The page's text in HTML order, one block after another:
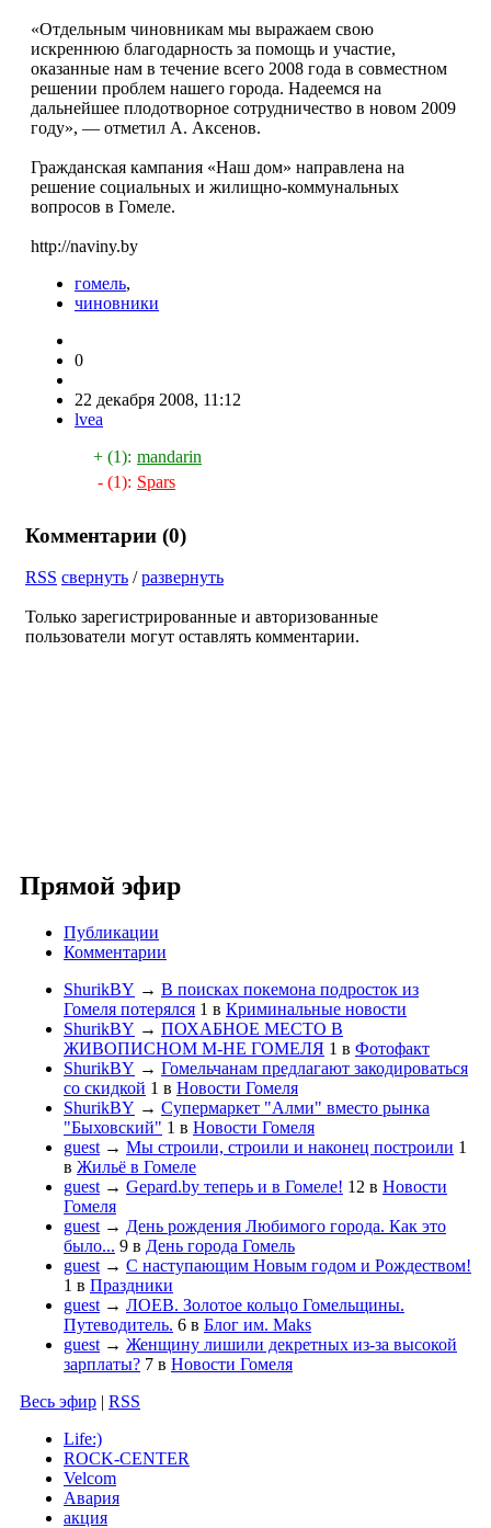
«Отдельным чиновникам мы выражаем свою
искреннюю благодарность за помощь и участие,
оказанные нам в течение всего 2008 года в совместном
решении проблем нашего города. Надеемся на
дальнейшее плодотворное сотрудничество в новом 2009
году», — отметил А. Аксенов.
Гражданская кампания «Наш дом» направлена на
решение социальных и жилищно-коммунальных
вопросов в Гомеле.
http://naviny.by
гомель,
чиновники
0
22 декабря 2008, 11:12
lvea
+ (1): mandarin
- (1): Spars
Комментарии (0)
RSS свернуть /развернуть
Только зарегистрированные и авторизованные
пользователи могут оставлять комментарии.
Прямой эфир
Публикации
Комментарии
ShurikBY → В поисках покемона подросток из
Гомеля потерялся 1 в Криминальные новости
ShurikBY → ПОХАБНОЕ МЕСТО В
ЖИВОПИСНОМ М-НЕ ГОМЕЛЯ 1 в Фотофакт
ShurikBY → Гомельчанам предлагают закодироваться
со скидкой 1 в Новости Гомеля
ShurikBY → Супермаркет "Алми" вместо рынка
"Быховский" 1 в Новости Гомеля
guest → Мы строили, строили и наконец построили 1
в Жильё в Гомеле
guest → Gepard.by теперь и в Гомеле! 12 в Новости
Гомеля
guest → День рождения Любимого города. Как это
было... 9 в День города Гомель
guest → С наступающим Новым годом и Рождеством!
1 в Праздники
guest → ЛОЕВ. Золотое кольцо Гомельщины.
Путеводитель. 6 в Блог им. Maks
guest → Женщину лишили декретных из-за высокой
зарплаты? 7 в Новости Гомеля
Весь эфир | RSS
Life:)
ROCK-CENTER
Velcom
Авария
акция